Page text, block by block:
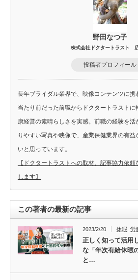
野田なつ子
株式会社ドクタートラスト
投稿者プロフィール
長年ブライダル業界で、映像コンテンツに
当たり前だった前職からドクタートラストに
康経営の素晴らしさを実感。前職の経験を
りやすい写真や映像で、産業保健業界の有
いと思っています。
【ドクタートラストへの取材、記事協力依
します】
この著者の最新の記事
2023/2/20 休暇 労
正しく知って活用
な「年次有給休暇
と…